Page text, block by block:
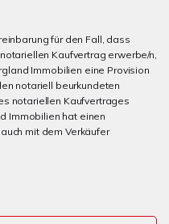
für den Fall, dass
Kaufvertrag erwerbe/n,
Immobilien eine Provision
notariell beurkundeten
notariellen Kaufvertrages
Immobilien hat einen
mit dem Verkäufer